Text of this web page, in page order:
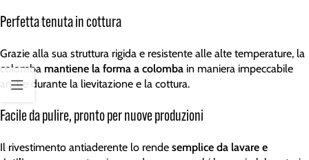
Perfetta tenuta in cottura
Grazie alla sua struttura rigida e resistente alle alte temperature, la
colomba mantiene la forma a colomba in maniera impeccabile
anche durante la lievitazione e la cottura.
Facile da pulire, pronto per nuove produzioni
Il rivestimento antiaderente lo rende semplice da lavare e